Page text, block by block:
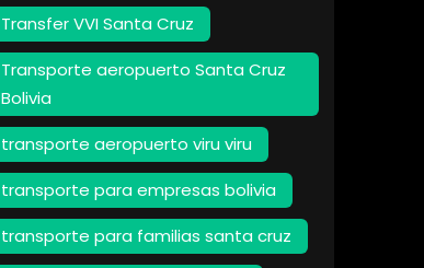
Transfer VVI Santa Cruz
Transporte aeropuerto Santa Cruz
Bolivia
transporte aeropuerto viru viru
transporte para empresas bolivia
transporte para familias santa cruz